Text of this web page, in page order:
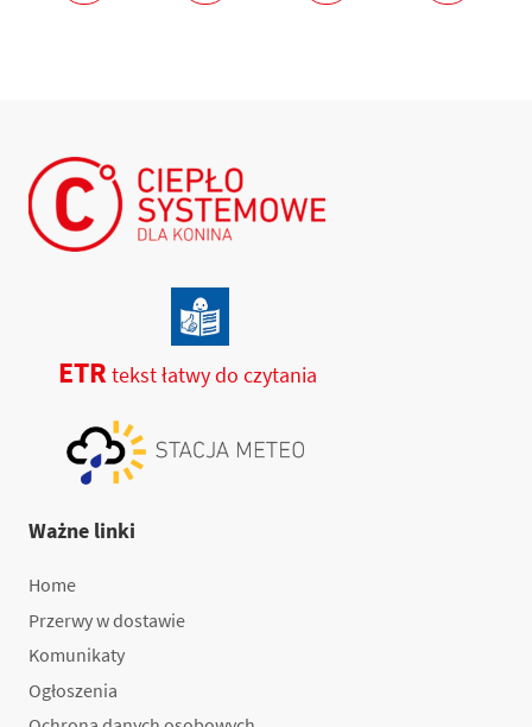
ETR tekst łatwy do czytania
Ważne linki
Home
Przerwy w dostawie
Komunikaty
Ogłoszenia